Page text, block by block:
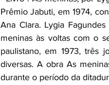
Prêmio Jabuti, em 1974,
Ana Clara. Lygia
meninas às voltas com o
paulistano, em 1973, três
diversas. A obra As
durante o período da